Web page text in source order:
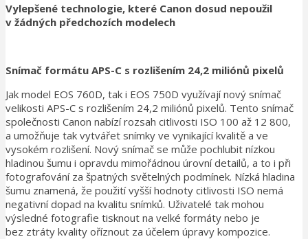
Vylepšené technologie, které Canon dosud nepoužil
v žádných předchozích modelech
Snímač formátu APS-C s rozlišením 24,2 miliónů pixelů
Jak model EOS 760D, tak i EOS 750D využívají nový snímač
velikosti APS-C s rozlišením 24,2 miliónů pixelů. Tento snímač
společnosti Canon nabízí rozsah citlivosti ISO 100 až 12 800,
a umožňuje tak vytvářet snímky ve vynikající kvalitě a ve
vysokém rozlišení. Nový snímač se může pochlubit nízkou
hladinou šumu i opravdu mimořádnou úrovní detailů, a to i při
fotografování za špatných světelných podmínek. Nízká hladina
šumu znamená, že použití vyšší hodnoty citlivosti ISO nemá
negativní dopad na kvalitu snímků. Uživatelé tak mohou
výsledné fotografie tisknout na velké formáty nebo je
bez ztráty kvality oříznout za účelem úpravy kompozice.